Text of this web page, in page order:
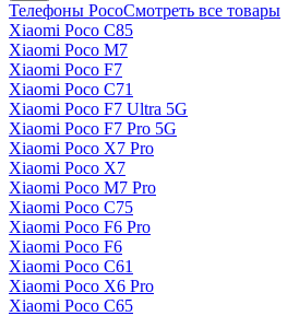
Телефоны PocoСмотреть все товары
Xiaomi Poco C85
Xiaomi Poco M7
Xiaomi Poco F7
Xiaomi Poco C71
Xiaomi Poco F7 Ultra 5G
Xiaomi Poco F7 Pro 5G
Xiaomi Poco X7 Pro
Xiaomi Poco X7
Xiaomi Poco M7 Pro
Xiaomi Poco C75
Xiaomi Poco F6 Pro
Xiaomi Poco F6
Xiaomi Poco C61
Xiaomi Poco X6 Pro
Xiaomi Poco C65